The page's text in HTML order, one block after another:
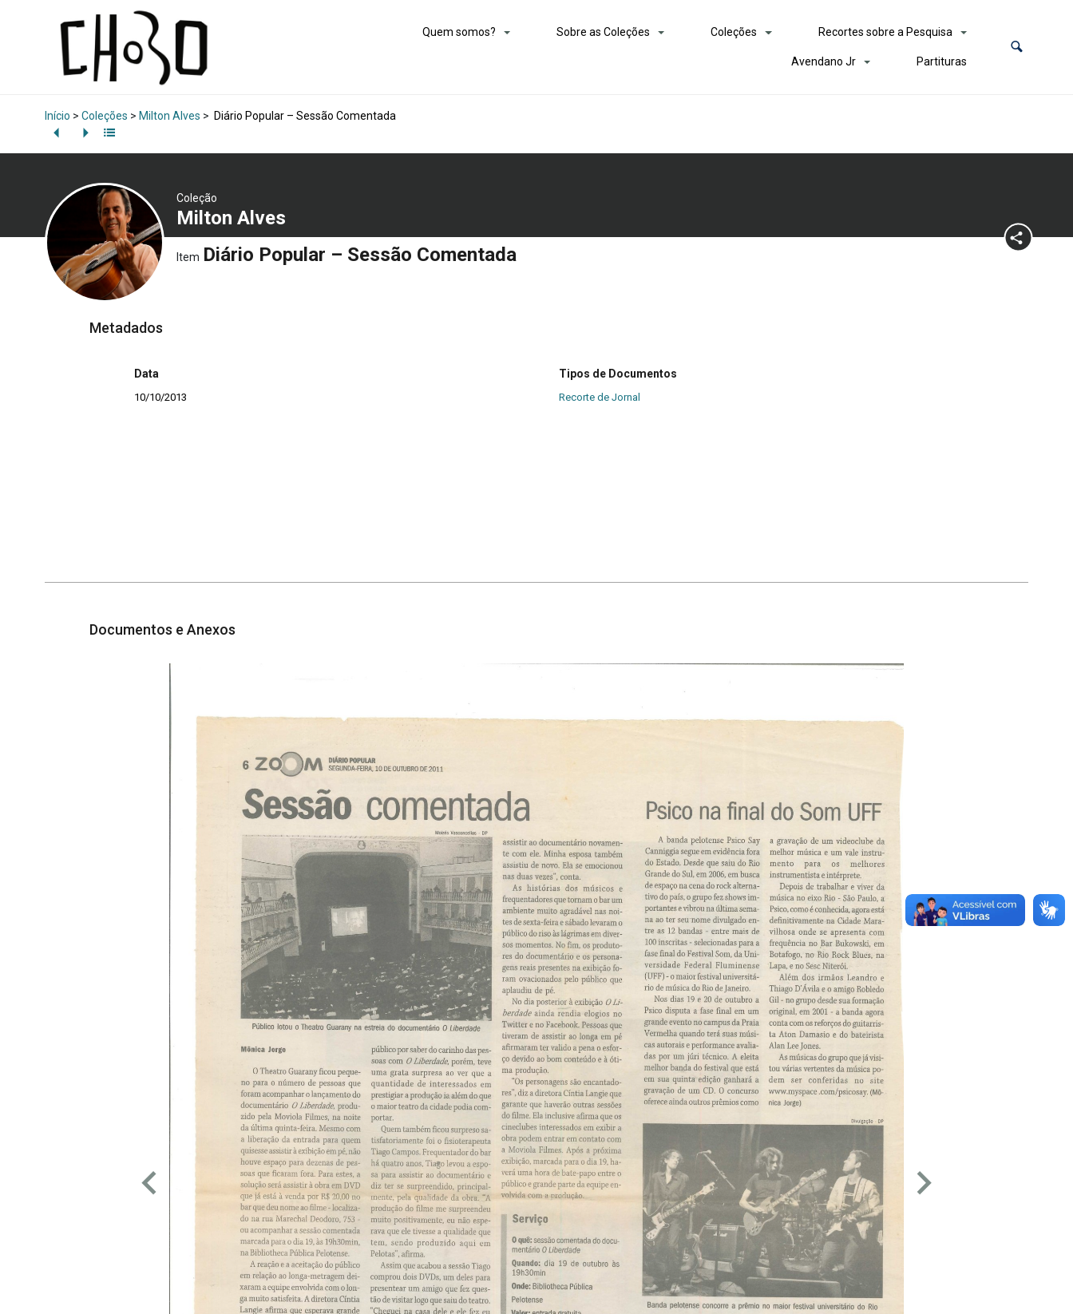
Quem somos? Sobre as Coleções Coleções Recortes sobre a Pesquisa
Avendano Jr Partituras
Início > Coleções > Milton Alves > Diário Popular – Sessão Comentada
Coleção
Milton Alves
Item Diário Popular – Sessão Comentada
Metadados
Data
10/10/2013
Tipos de Documentos
Recorte de Jornal
Documentos e Anexos